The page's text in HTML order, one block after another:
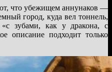
что убежищем аннунаков —
город, куда вел тоннель,
зубами, как у дракона, с
описание подходит только